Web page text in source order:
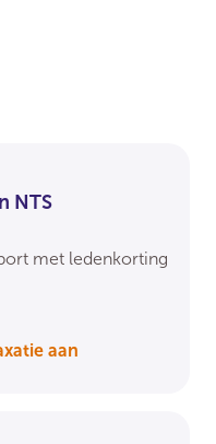
NTS
met ledenkorting
aan